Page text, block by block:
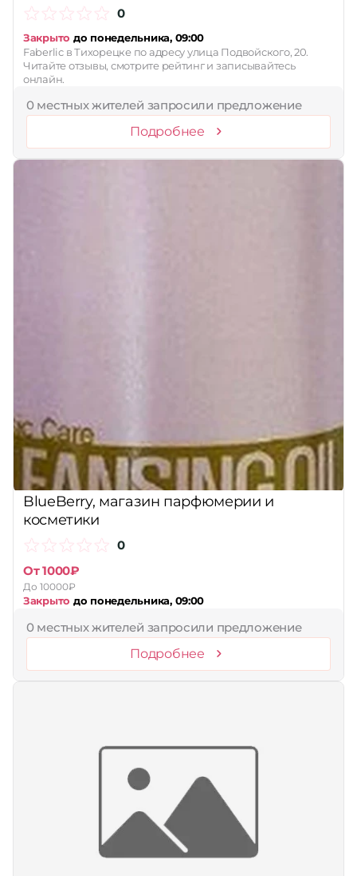
0
Закрыто до понедельника, 09:00
Faberlic в Тихорецке по адресу улица Подвойского, 20.
Читайте отзывы, смотрите рейтинг и записывайтесь
онлайн.
0 местных жителей запросили предложение
Подробнее
BlueBerry, магазин парфюмерии и
косметики
0
От 1000₽
До 10000₽
Закрыто до понедельника, 09:00
0 местных жителей запросили предложение
Подробнее